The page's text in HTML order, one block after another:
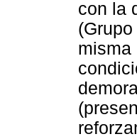
con la
misma